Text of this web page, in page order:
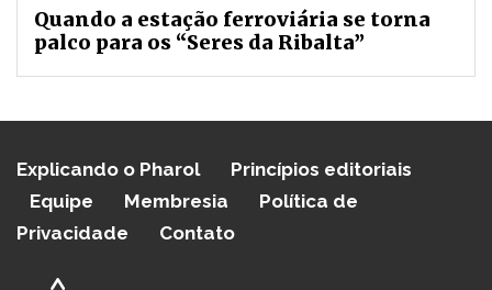
Quando a estação ferroviária se torna
palco para os “Seres da Ribalta”
Explicando o Pharol
Princípios editoriais
Equipe
Membresia
Política de
Privacidade
Contato